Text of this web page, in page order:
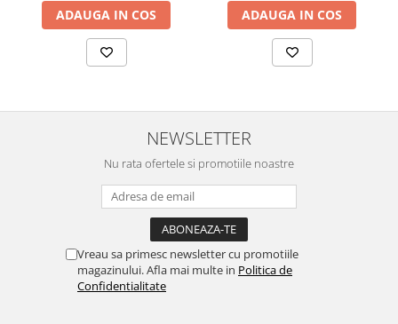
ADAUGA IN COS ADAUGA IN COS
NEWSLETTER
Nu rata ofertele si promotiile noastre
Vreau sa primesc newsletter cu promotiile
magazinului. Afla mai multe in Politica de
Confidentialitate